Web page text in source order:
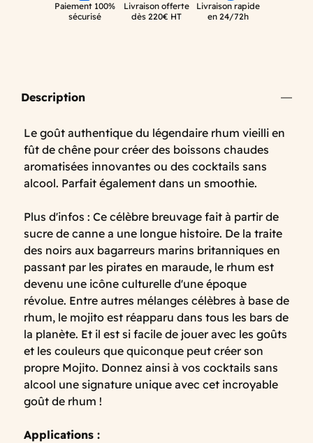
Paiement 100%
sécurisé
Livraison offerte
dès 220€ HT
Livraison rapide
en 24/72h
Description
Le goût authentique du légendaire rhum vieilli en
fût de chêne pour créer des boissons chaudes
aromatisées innovantes ou des cocktails sans
alcool. Parfait également dans un smoothie.
Plus d'infos : Ce célèbre breuvage fait à partir de
sucre de canne a une longue histoire. De la traite
des noirs aux bagarreurs marins britanniques en
passant par les pirates en maraude, le rhum est
devenu une icône culturelle d'une époque
révolue. Entre autres mélanges célèbres à base de
rhum, le mojito est réapparu dans tous les bars de
la planète. Et il est si facile de jouer avec les goûts
et les couleurs que quiconque peut créer son
propre Mojito. Donnez ainsi à vos cocktails sans
alcool une signature unique avec cet incroyable
goût de rhum !
Applications :